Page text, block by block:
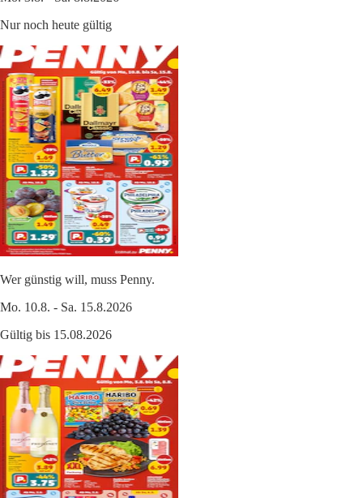
Nur noch heute gültig
Wer günstig will, muss Penny.
Mo. 10.8. - Sa. 15.8.2026
Gültig bis 15.08.2026